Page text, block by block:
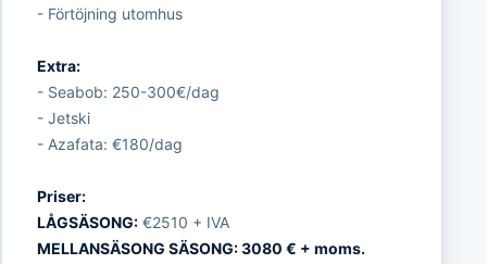
- Förtöjning utomhus
Extra:
- Seabob: 250-300€/dag
- Jetski
- Azafata: €180/dag
Priser:
LÅGSÄSONG:€2510 + IVA
MELLANSÄSONG SÄSONG: 3080 € + moms.